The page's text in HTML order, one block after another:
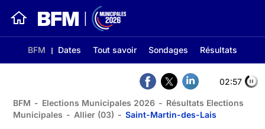
BFM Dates Tout savoir Sondages Résultats
02:56
BFM - Elections Municipales 2026 - Résultats Elections
Municipales - Allier (03) - Saint-Martin-des-Lais